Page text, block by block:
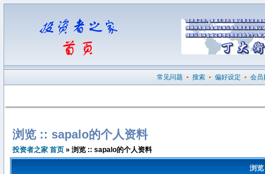
常见问题 • 搜索 • 偏好设定 • 会员
浏览 :: sapalo的个人资料
投资者之家 首页 » 浏览 :: sapalo的个人资料
浏